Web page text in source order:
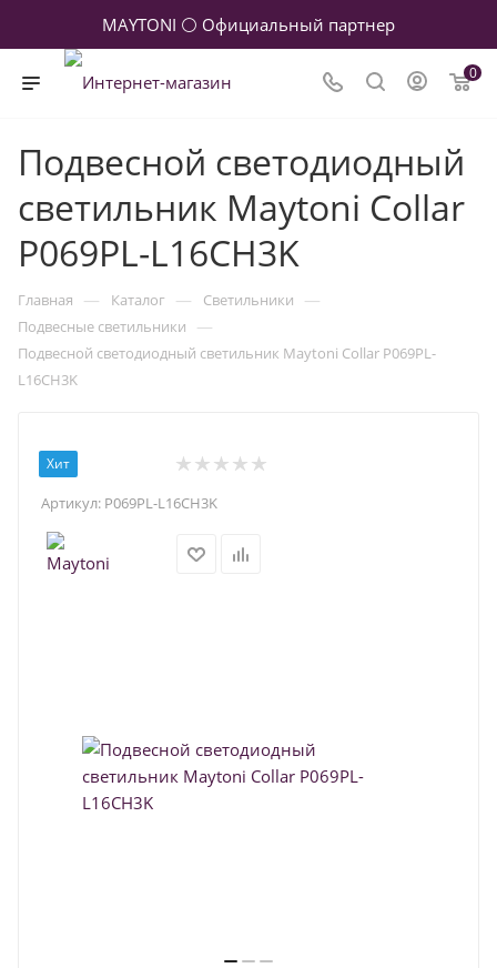
MAYTONI ⚪ Официальный партнер
0
Подвесной светодиодный
светильник Maytoni Collar
P069PL-L16CH3K
Главная — Каталог — Светильники —
Подвесные светильники —
Подвесной светодиодный светильник Maytoni Collar P069PL-
L16CH3K
Хит
Артикул: P069PL-L16CH3K